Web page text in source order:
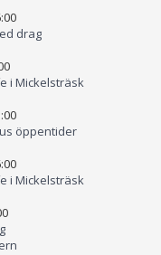
drag
i Mickelsträsk
öppentider
i Mickelsträsk